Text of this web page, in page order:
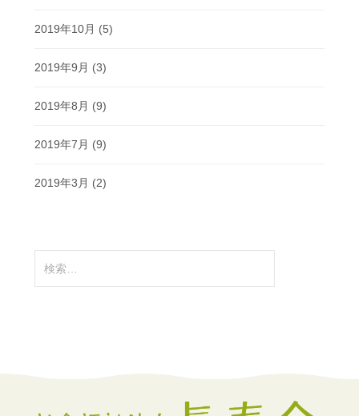
2019年10月 (5)
2019年9月 (3)
2019年8月 (9)
2019年7月 (9)
2019年3月 (2)
索: